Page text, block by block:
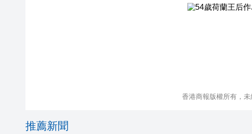
香港商報版權所有，未
推薦新聞